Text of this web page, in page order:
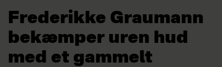
Frederikke Graumann
bekæmper uren hud
med et gammelt